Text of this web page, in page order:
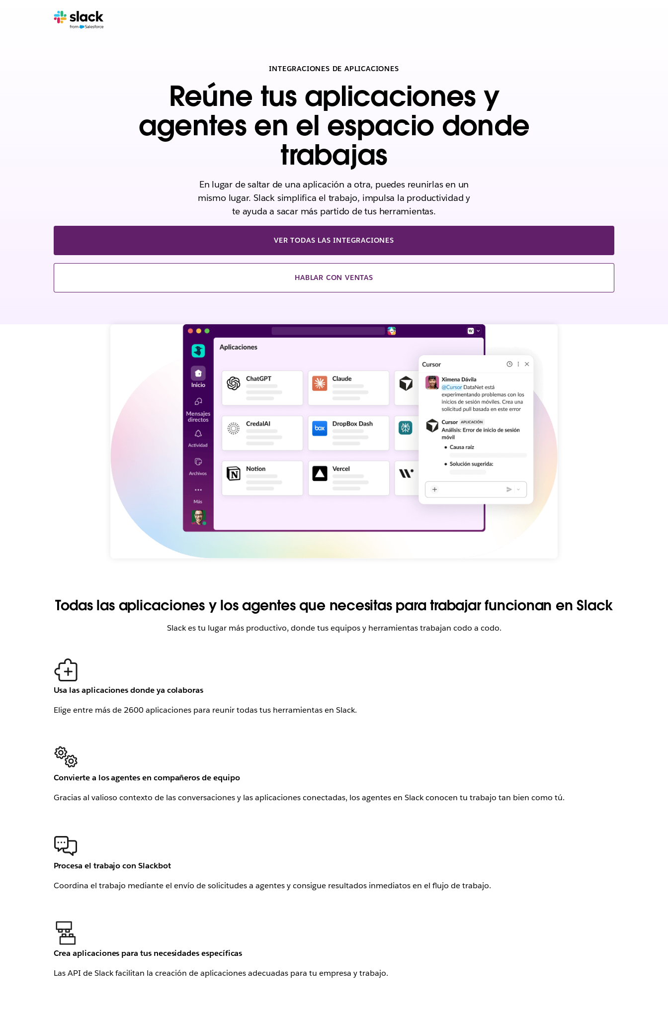
INTEGRACIONES DE APLICACIONES
Reúne tus aplicaciones y
agentes en el espacio donde
trabajas
En lugar de saltar de una aplicación a otra, puedes reunirlas en un
mismo lugar. Slack simplifica el trabajo, impulsa la productividad y
te ayuda a sacar más partido de tus herramientas.
VER TODAS LAS INTEGRACIONES
HABLAR CON VENTAS
Todas las aplicaciones y los agentes que necesitas para trabajar funcionan en Slack
Slack es tu lugar más productivo, donde tus equipos y herramientas trabajan codo a codo.
Usa las aplicaciones donde ya colaboras
Elige entre más de 2600 aplicaciones para reunir todas tus herramientas en Slack.
Convierte a los agentes en compañeros de equipo
Gracias al valioso contexto de las conversaciones y las aplicaciones conectadas, los agentes en Slack conocen tu trabajo tan bien como tú.
Procesa el trabajo con Slackbot
Coordina el trabajo mediante el envío de solicitudes a agentes y consigue resultados inmediatos en el flujo de trabajo.
Crea aplicaciones para tus necesidades específicas
Las API de Slack facilitan la creación de aplicaciones adecuadas para tu empresa y trabajo.